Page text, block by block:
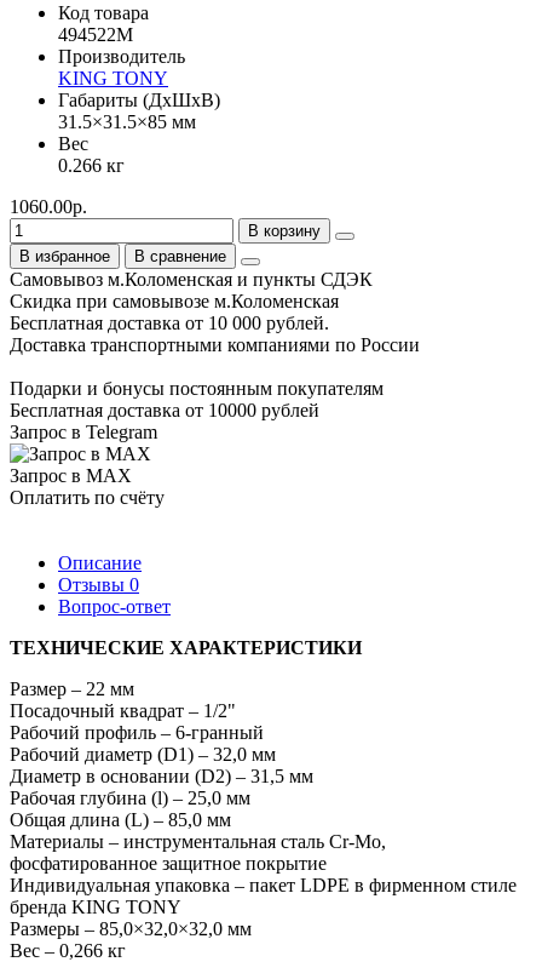
Код товара
494522M
Производитель
KING TONY
Габариты (ДхШхВ)
31.5×31.5×85 мм
Вес
0.266 кг
1060.00р.
В корзину
В избранное
В сравнение
Самовывоз м.Коломенская и пункты СДЭК
Скидка при самовывозе м.Коломенская
Бесплатная доставка от 10 000 рублей.
Доставка транспортными компаниями по России
Подарки и бонусы постоянным покупателям
Бесплатная доставка от 10000 рублей
Запрос в Telegram
Запрос в MAX
Оплатить по счёту
Описание
Отзывы 0
Вопрос-ответ
ТЕХНИЧЕСКИЕ ХАРАКТЕРИСТИКИ
Размер – 22 мм
Посадочный квадрат – 1/2"
Рабочий профиль – 6-гранный
Рабочий диаметр (D1) – 32,0 мм
Диаметр в основании (D2) – 31,5 мм
Рабочая глубина (l) – 25,0 мм
Общая длина (L) – 85,0 мм
Материалы – инструментальная сталь Cr-Mo,
фосфатированное защитное покрытие
Индивидуальная упаковка – пакет LDPE в фирменном стиле
бренда KING TONY
Размеры – 85,0×32,0×32,0 мм
Вес – 0,266 кг